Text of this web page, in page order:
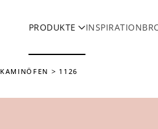
PRODUKTE INSPIRATION
KAMINÖFEN 1126